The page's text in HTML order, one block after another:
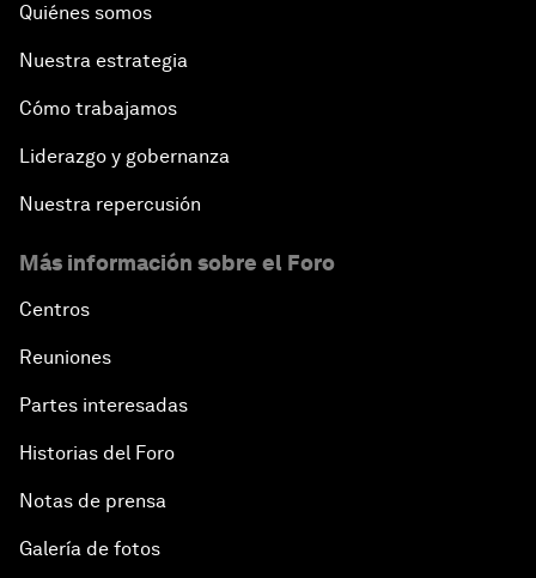
Quiénes somos
Nuestra estrategia
Cómo trabajamos
Liderazgo y gobernanza
Nuestra repercusión
Más información sobre el Foro
Centros
Reuniones
Partes interesadas
Historias del Foro
Notas de prensa
Galería de fotos